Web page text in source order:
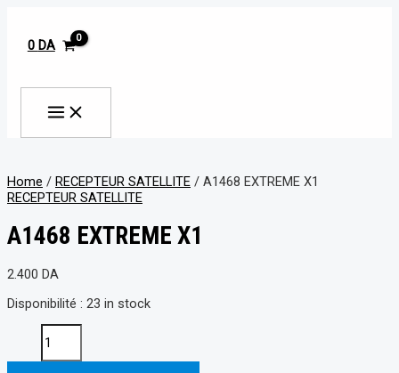
contenu
0 DA
Home / RECEPTEUR SATELLITE / A1468 EXTREME X1
RECEPTEUR SATELLITE
A1468 EXTREME X1
2.400 DA
Disponibilité : 23 in stock
quantity